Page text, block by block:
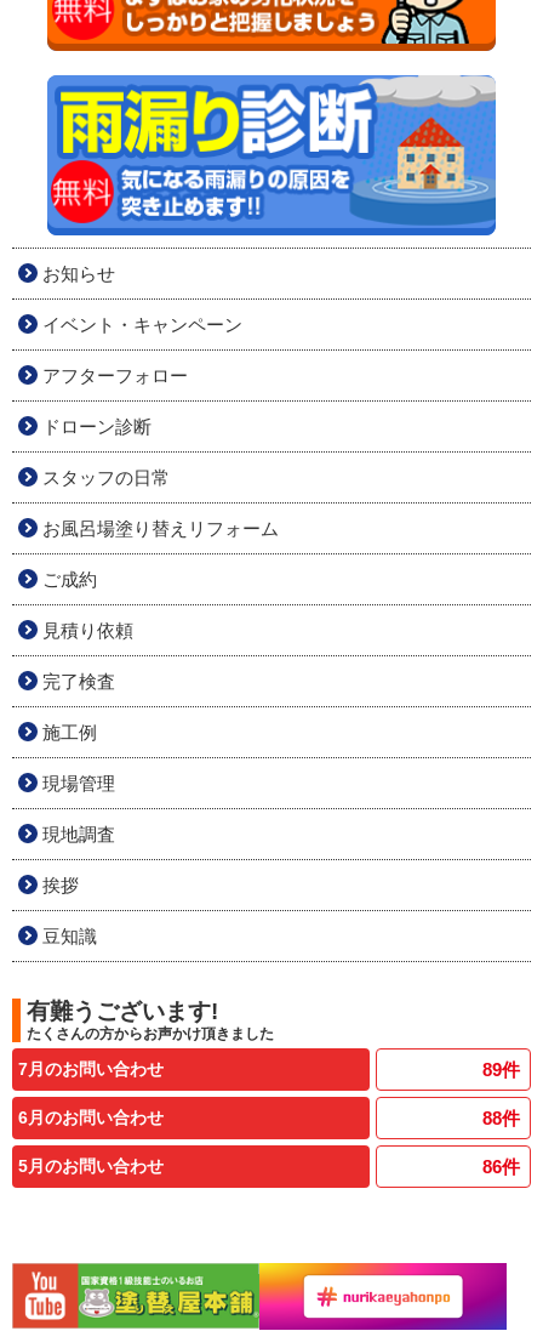
お知らせ
イベント・キャンペーン
アフターフォロー
ドローン診断
スタッフの日常
お風呂場塗り替えリフォーム
ご成約
見積り依頼
完了検査
施工例
現場管理
現地調査
挨拶
豆知識
有難うございます!
たくさんの方からお声かけ頂きました
7月のお問い合わせ 89件
6月のお問い合わせ 88件
5月のお問い合わせ 86件